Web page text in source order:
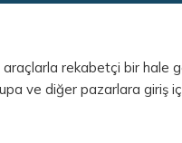
rekabetçi bir hale
ve diğer pazarlara giriş